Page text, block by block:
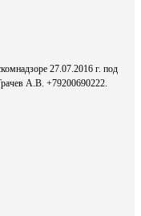
27.07.2016 г. под
А.В. +79200690222.